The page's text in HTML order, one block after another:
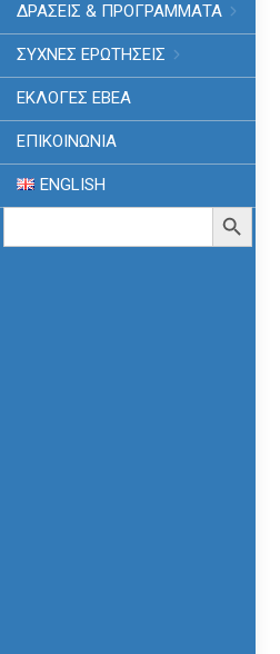
ΔΡΑΣΕΙΣ & ΠΡΟΓΡΑΜΜΑΤΑ
ΣΥΧΝΕΣ ΕΡΩΤΗΣΕΙΣ
ΕΚΛΟΓΈΣ ΕΒΕΑ
ΕΠΙΚΟΙΝΩΝΙΑ
ENGLISH
Search
Search Button